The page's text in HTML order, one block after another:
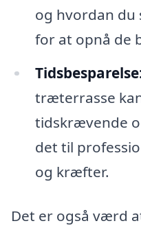
og hvordan du
for at opnå de
træterrasse
tidskrævende
det til
og kræfter.
Det er også værd